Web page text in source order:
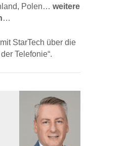
Polen… weitere
…
StarTech über die
Telefonie“.